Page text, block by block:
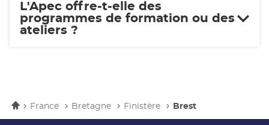
L'Apec offre-t-elle des
programmes de formation ou des
ateliers ?
AccueilFrance Bretagne Finistère Brest